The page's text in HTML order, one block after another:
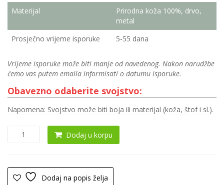
Materijal
Prirodna koža 100%, drvo,
metal
Prosječno vrijeme isporuke
5-55 dana
Vrijeme isporuke može biti manje od navedenog. Nakon narudžbe
ćemo vas putem emaila informisati o datumu isporuke.
Obavezno odaberite svojstvo:
Napomena: Svojstvo može biti boja ili materijal (koža, štof i sl.).
Fotelja
količina
Dodaj u korpu
Dodaj na popis želja